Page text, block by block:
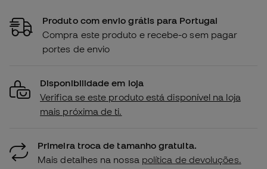
Produto com envio grátis para Portugal
Compra este produto e recebe-o sem pagar
portes de envio
Disponibilidade em loja
Verifica se este produto está disponível na loja
mais próxima de ti.
Primeira troca de tamanho gratuita.
Mais detalhes na nossa política de devoluções.